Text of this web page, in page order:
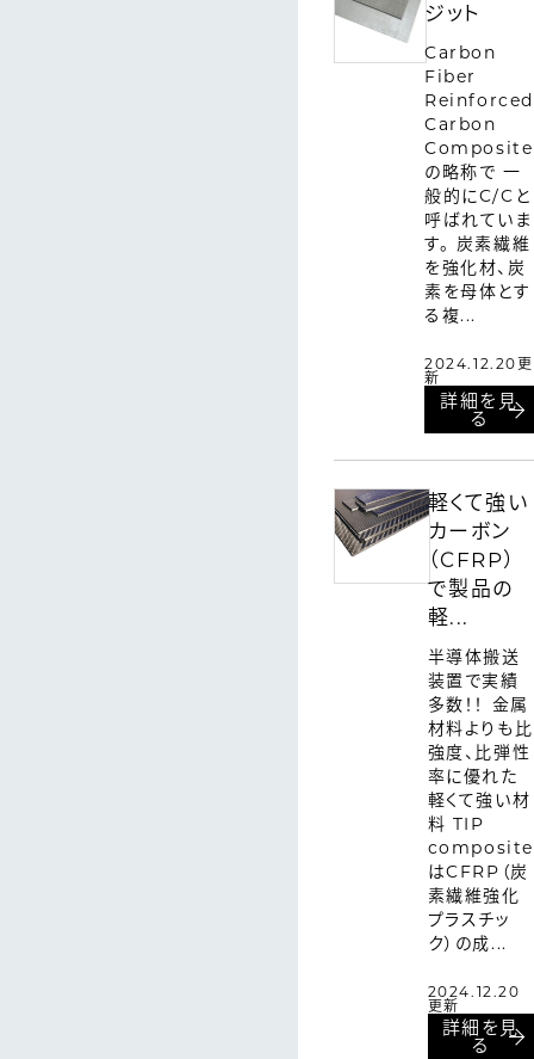
ジット
Carbon
Fiber
Reinforced
Carbon
Composite
の略称で 一
般的にC/Cと
呼ばれていま
す。 炭素繊維
を強化材、炭
素を母体とす
る複...
2024.12.20更
新
詳細を見
る
軽くて強い
カーボン
（CFRP）
で製品の
軽...
半導体搬送
装置で実績
多数！！ 金属
材料よりも比
強度、比弾性
率に優れた
軽くて強い材
料 TIP
composite
はCFRP（炭
素繊維強化
プラスチッ
ク）の成...
2024.12.20
更新
詳細を見
る